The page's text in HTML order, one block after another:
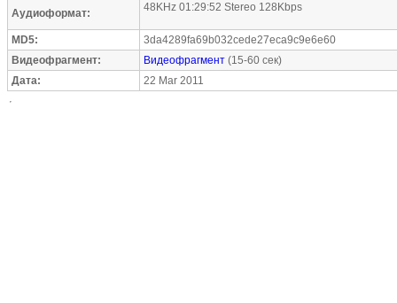
Аудиоформат: 48KHz 01:29:52 Stereo 128Kbps
MD5:
3da4289fa69b032cede27eca9c9e6e60
Видеофрагмент:
Видеофрагмент (15-60 сек)
Дата:
22 Mar 2011